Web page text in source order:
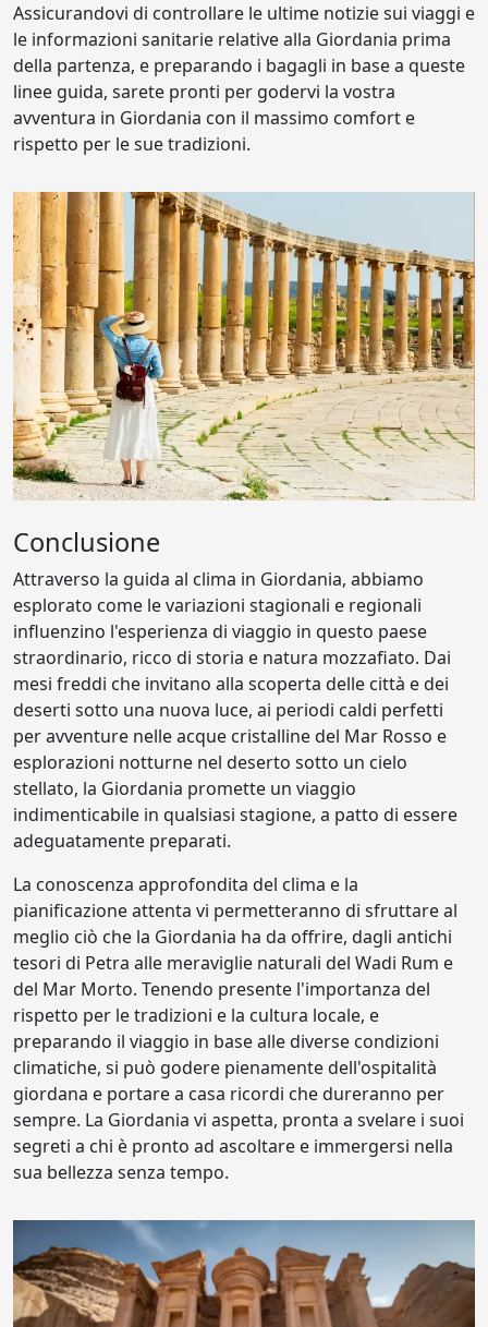
Assicurandovi di controllare le ultime notizie sui viaggi e
le informazioni sanitarie relative alla Giordania prima
della partenza, e preparando i bagagli in base a queste
linee guida, sarete pronti per godervi la vostra
avventura in Giordania con il massimo comfort e
rispetto per le sue tradizioni.
Conclusione
Attraverso la guida al clima in Giordania, abbiamo
esplorato come le variazioni stagionali e regionali
influenzino l'esperienza di viaggio in questo paese
straordinario, ricco di storia e natura mozzafiato. Dai
mesi freddi che invitano alla scoperta delle città e dei
deserti sotto una nuova luce, ai periodi caldi perfetti
per avventure nelle acque cristalline del Mar Rosso e
esplorazioni notturne nel deserto sotto un cielo
stellato, la Giordania promette un viaggio
indimenticabile in qualsiasi stagione, a patto di essere
adeguatamente preparati.
La conoscenza approfondita del clima e la
pianificazione attenta vi permetteranno di sfruttare al
meglio ciò che la Giordania ha da offrire, dagli antichi
tesori di Petra alle meraviglie naturali del Wadi Rum e
del Mar Morto. Tenendo presente l'importanza del
rispetto per le tradizioni e la cultura locale, e
preparando il viaggio in base alle diverse condizioni
climatiche, si può godere pienamente dell'ospitalità
giordana e portare a casa ricordi che dureranno per
sempre. La Giordania vi aspetta, pronta a svelare i suoi
segreti a chi è pronto ad ascoltare e immergersi nella
sua bellezza senza tempo.